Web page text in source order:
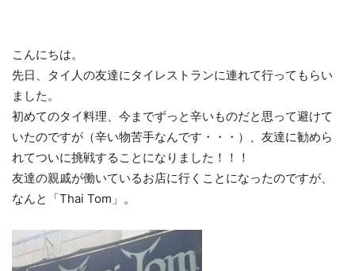
こんにちは。
先日、タイ人の友達にタイレストランに連れて行ってもらい
ました。
初めてのタイ料理、今までずっと辛いものだと思って避けて
いたのですが（辛い物苦手なんです・・・）、友達に勧めら
れてついに挑戦することになりました！！！
友達の親戚が働いているお店に行くことになったのですが、
なんと「Thai Tom」。